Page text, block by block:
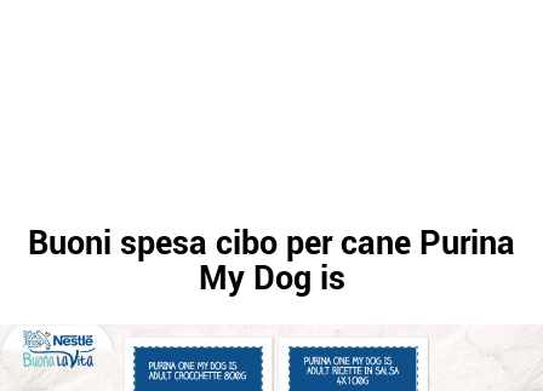
Buoni spesa cibo per cane Purina
My Dog is